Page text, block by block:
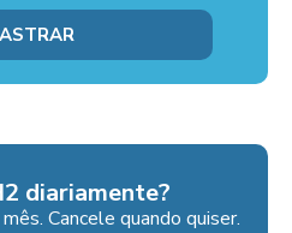
diariamente?
Cancele quando quiser.